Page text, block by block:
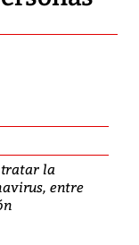
tratar la
entre